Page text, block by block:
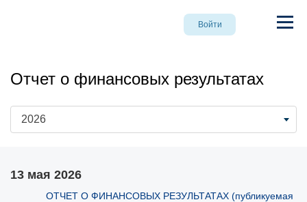
Войти
Отчет о финансовых результатах
2026
13 мая 2026
ОТЧЕТ О ФИНАНСОВЫХ РЕЗУЛЬТАТАХ (публикуемая